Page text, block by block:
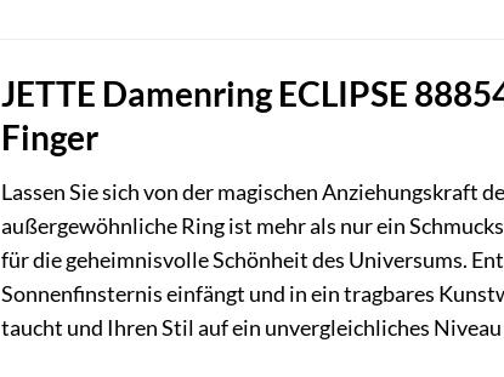
JETTE Damenring ECLIPSE
Finger
Lassen Sie sich von der magischen Anziehungskraft
außergewöhnliche Ring ist mehr als nur ein
für die geheimnisvolle Schönheit des Universums.
Sonnenfinsternis einfängt und in ein tragbares
taucht und Ihren Stil auf ein unvergleichliches